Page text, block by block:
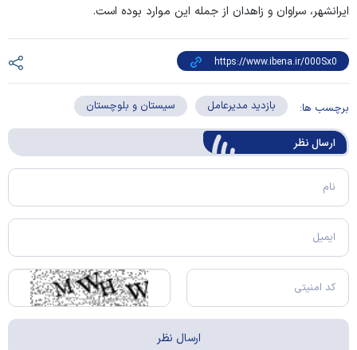
ایرانشهر، سراوان و زاهدان از جمله این موارد بوده است.
برچسب ها: بازدید مدیرعامل سیستان و بلوچستان
ارسال‌ نظر